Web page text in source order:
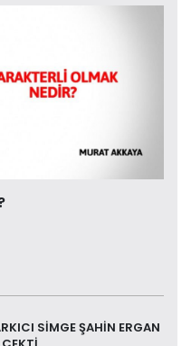
SİMGE ŞAHİN ERGAN